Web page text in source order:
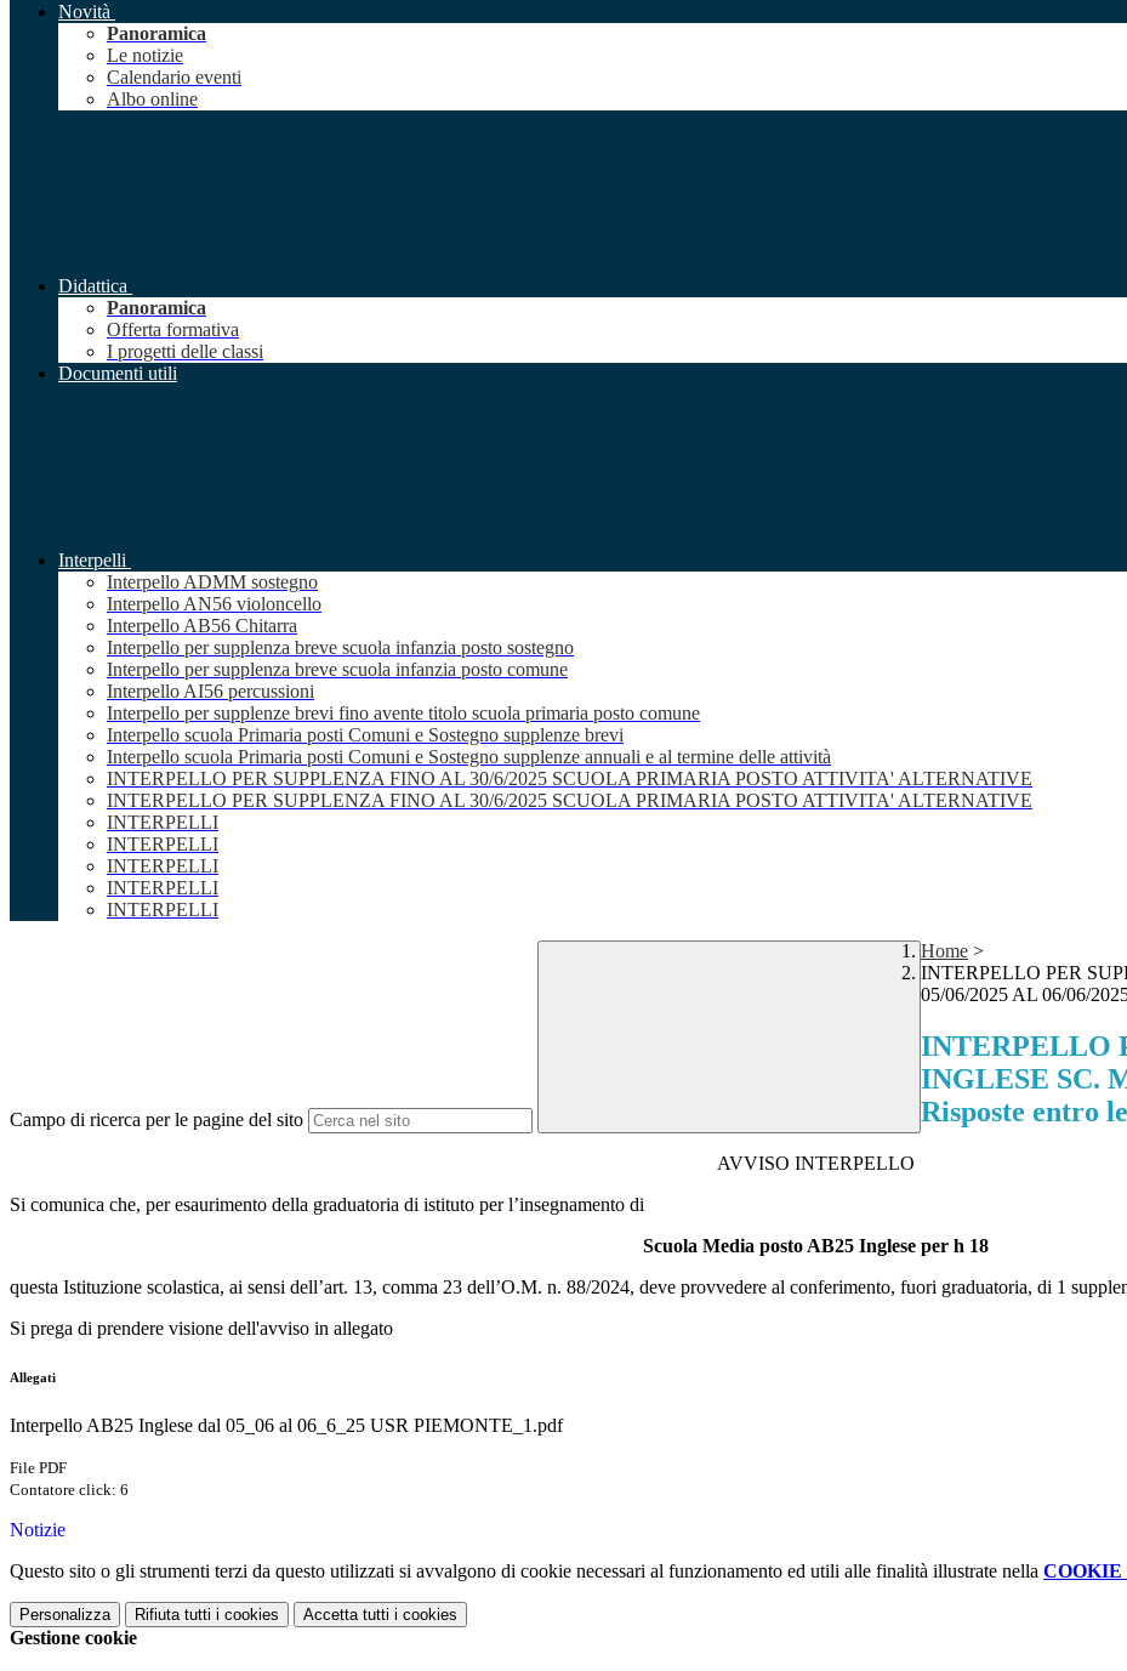
Novità
Panoramica
Le notizie
Calendario eventi
Albo online
Didattica
Panoramica
Offerta formativa
I progetti delle classi
Documenti utili
Interpelli
Interpello ADMM sostegno
Interpello AN56 violoncello
Interpello AB56 Chitarra
Interpello per supplenza breve scuola infanzia posto sostegno
Interpello per supplenza breve scuola infanzia posto comune
Interpello AI56 percussioni
Interpello per supplenze brevi fino avente titolo scuola primaria posto comune
Interpello scuola Primaria posti Comuni e Sostegno supplenze brevi
Interpello scuola Primaria posti Comuni e Sostegno supplenze annuali e al termine delle attività
INTERPELLO PER SUPPLENZA FINO AL 30/6/2025 SCUOLA PRIMARIA POSTO ATTIVITA' ALTERNATIVE
INTERPELLO PER SUPPLENZA FINO AL 30/6/2025 SCUOLA PRIMARIA POSTO ATTIVITA' ALTERNATIVE
INTERPELLI
INTERPELLI
INTERPELLI
INTERPELLI
INTERPELLI
Campo di ricerca per le pagine del sito
Home >
INTERPELLO PER
05/06/2025 AL 06/06/
INTERPELLO
INGLESE SC.
Risposte entro
AVVISO INTERPELLO
Si comunica che, per esaurimento della graduatoria di istituto per l’insegnamento di
Scuola Media posto AB25 Inglese per h 18
questa Istituzione scolastica, ai sensi dell’art. 13, comma 23 dell’O.M. n. 88/2024, deve provvedere al conferimento, fuori graduatoria, di 1
Si prega di prendere visione dell'avviso in allegato
Allegati
Interpello AB25 Inglese dal 05_06 al 06_6_25 USR PIEMONTE_1.pdf
File PDF
Contatore click: 6
Notizie
Questo sito o gli strumenti terzi da questo utilizzati si avvalgono di cookie necessari al funzionamento ed utili alle finalità illustrate nella
Personalizza Rifiuta tutti i cookies Accetta tutti i cookies
Gestione cookie